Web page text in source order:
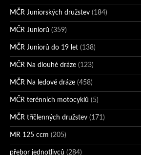
MČR Juniorských družstev (184)
MČR Juniorů (359)
MČR Juniorů do 19 let (138)
MČR Na dlouhé dráze (123)
MČR Na ledové dráze (458)
MČR terénních motocyklů (5)
MČR tříčlenných družstev (171)
MR 125 ccm (205)
přebor jednotlivců (284)